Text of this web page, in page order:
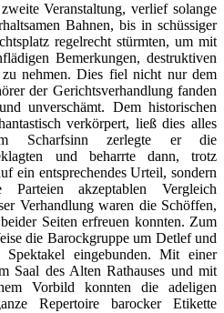
Veranstaltung, verlief solange
Bahnen, bis in schüssiger
regelrecht stürmten, um mit
Bemerkungen, destruktiven
nehmen. Dies fiel nicht nur dem
der Gerichtsverhandlung fanden
unverschämt. Dem historischen
verkörpert, ließ dies alles
Scharfsinn zerlegte er die
und beharrte dann, trotz
ein entsprechendes Urteil, sondern
akzeptablen Vergleich
Verhandlung waren die Schöffen,
Seiten erfreuen konnten. Zum
die Barockgruppe um Detlef und
eingebunden. Mit einer
Saal des Alten Rathauses und mit
Vorbild konnten die adeligen
Repertoire barocker Etikette